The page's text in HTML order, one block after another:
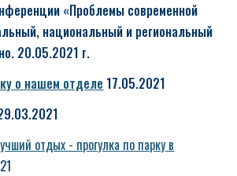
«Проблемы современной
национальный и региональный
20.05.2021 г.
о нашем отделе 17.05.2021
отдых - прогулка по парку в